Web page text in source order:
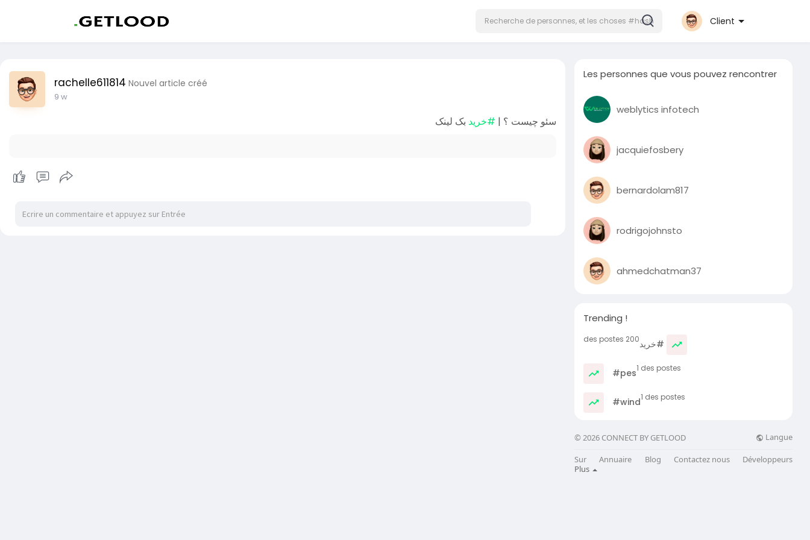
Client
rachelle611814 Nouvel article créé
9 w
سئو چیست ؟ | #خرید بک لینک
Les personnes que vous pouvez rencontrer
weblytics infotech
jacquiefosbery
bernardolam817
rodrigojohnsto
ahmedchatman37
Trending !
#خرید200 des postes
#pes1 des postes
#wind1 des postes
© 2026 CONNECT BY GETLOOD Langue
Sur Annuaire Blog Contactez nous
Développeurs
Plus